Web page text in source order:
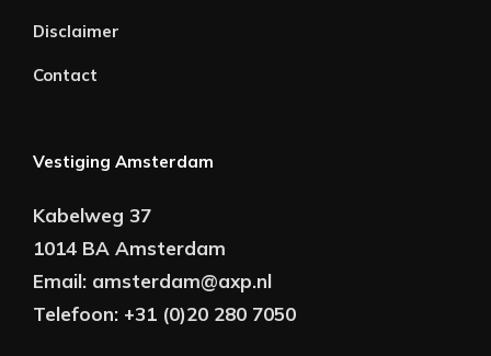
Disclaimer
Contact
Vestiging Amsterdam
Kabelweg 37
1014 BA Amsterdam
Email: amsterdam@axp.nl
Telefoon: +31 (0)20 280 7050